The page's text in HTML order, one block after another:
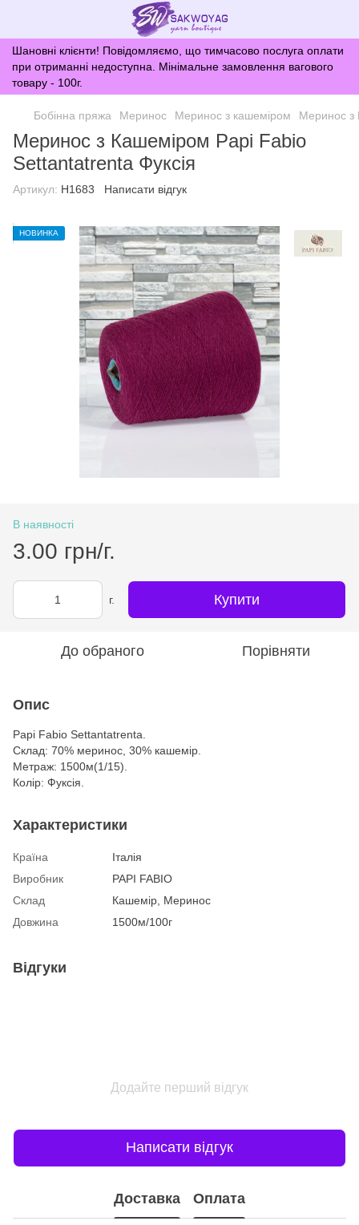
Шановні клієнти! Повідомляємо, що тимчасово послуга оплати
при отриманні недоступна. Мінімальне замовлення вагового
товару - 100г.
Бобінна пряжа Меринос Меринос з кашеміром Меринос з
Меринос з Кашеміром Papi Fabio
Settantatrenta Фуксія
Артикул: H1683 Написати відгук
НОВИНКА
В наявності
3.00 грн/г.
г. Купити
До обраного Порівняти
Опис
Papi Fabio Settantatrenta.
Склад: 70% меринос, 30% кашемір.
Метраж: 1500м(1/15).
Колір: Фуксія.
Характеристики
Країна
Італія
Виробник
PAPI FABIO
Склад
Кашемір, Меринос
Довжина
1500м/100г
Відгуки
Додайте перший відгук
Написати відгук
Доставка Оплата